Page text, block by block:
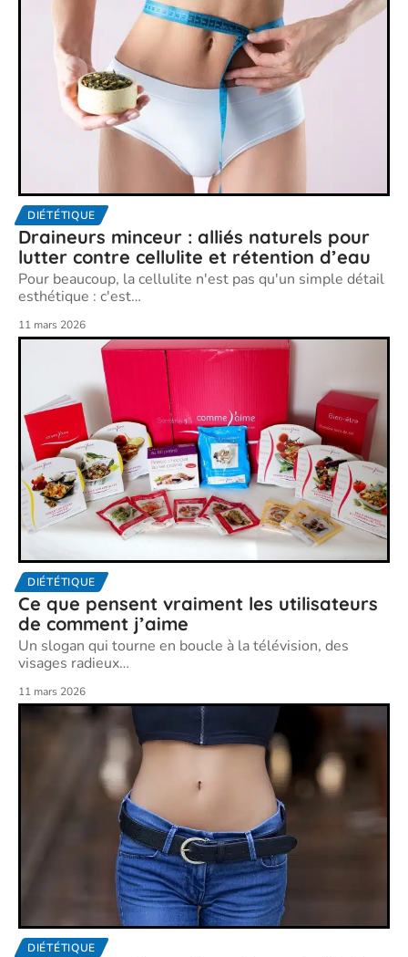
DIÉTÉTIQUE
Draineurs minceur : alliés naturels pour
lutter contre cellulite et rétention d’eau
Pour beaucoup, la cellulite n'est pas qu'un simple détail
esthétique : c'est…
11 mars 2026
DIÉTÉTIQUE
Ce que pensent vraiment les utilisateurs
de comment j’aime
Un slogan qui tourne en boucle à la télévision, des
visages radieux…
11 mars 2026
DIÉTÉTIQUE